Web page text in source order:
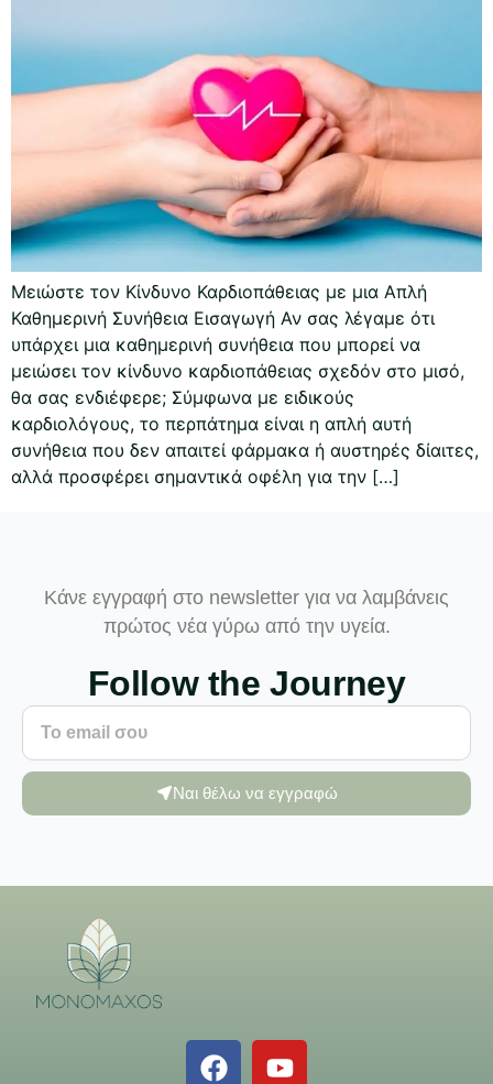
Μειώστε τον Κίνδυνο Καρδιοπάθειας με μια Απλή
Καθημερινή Συνήθεια Εισαγωγή Αν σας λέγαμε ότι
υπάρχει μια καθημερινή συνήθεια που μπορεί να
μειώσει τον κίνδυνο καρδιοπάθειας σχεδόν στο μισό,
θα σας ενδιέφερε; Σύμφωνα με ειδικούς
καρδιολόγους, το περπάτημα είναι η απλή αυτή
συνήθεια που δεν απαιτεί φάρμακα ή αυστηρές δίαιτες,
αλλά προσφέρει σημαντικά οφέλη για την […]
Κάνε εγγραφή στο newsletter για να λαμβάνεις
πρώτος νέα γύρω από την υγεία.
Follow the Journey
Ναι θέλω να εγγραφώ